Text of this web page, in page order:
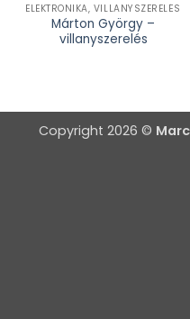
ELEKTRONIKA, VILLANYSZERELÉS
Márton György –
villanyszerelés
Copyright 2026 ©